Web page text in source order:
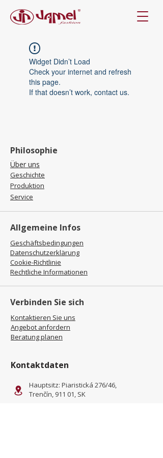
Widget Didn’t Load
Check your internet and refresh
this page.
If that doesn’t work, contact us.
Philosophie
Über uns
Geschichte
Produktion
Service
Allgemeine Infos
Geschäftsbedingungen
Datenschutzerklärung
Cookie-Richtlinie
Rechtliche Informationen
Verbinden Sie sich
Kontaktieren Sie uns
Angebot anfordern
Beratung planen
Kontaktdaten
Hauptsitz: Piaristická 276/46,
Trenčín, 911 01, SK